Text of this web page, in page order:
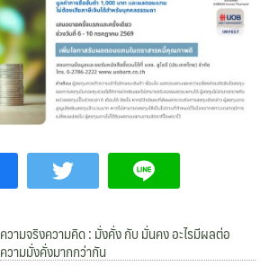
ความจริงความคิด : มั่งคั่ง กับ มั่นคง อะไรมีผลต่อ
ความมั่งคั่งมากกว่ากัน